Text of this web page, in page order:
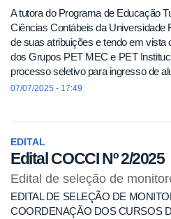
A tutora do Programa de Educação
Ciências Contábeis da Universidade
de suas atribuições e tendo em vista
dos Grupos PET MEC e PET
processo seletivo para ingresso de
07/07/2025 - 17:49
EDITAL
Edital COCCI Nº 2/2025
Edital de seleção de
EDITAL DE SELEÇÃO DE
COORDENAÇÃO DOS CURSOS